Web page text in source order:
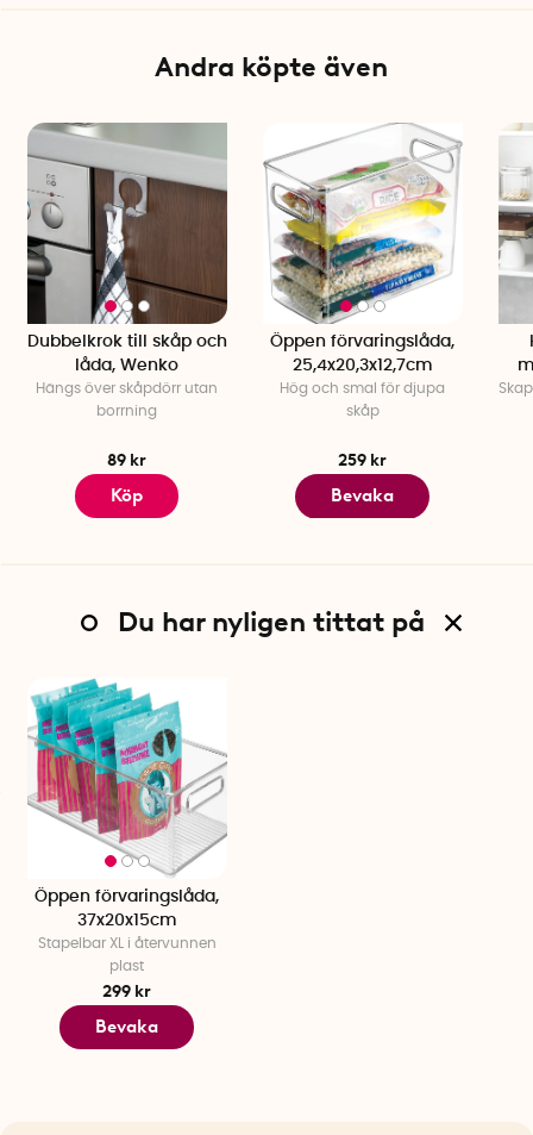
Färg: Transparent (lätt gråtonad)
Tillverkningsland: USAAndra köpte även
Dubbelkrok till skåp och
låda, Wenko
Hängs över skåpdörr utan
borrning
89 kr
Köp
Öppen förvaringslåda,
25,4x20,3x12,7cm
Hög och smal för djupa
skåp
259 kr
Bevaka
Du har nyligen tittat på
Öppen förvaringslåda,
37x20x15cm
Stapelbar XL i återvunnen
plast
299 kr
Bevaka